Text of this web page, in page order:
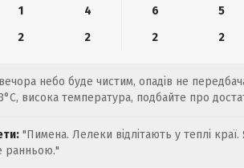
1 4 6 5
2 2 2 2
небо буде чистим, опадів не
висока температура, подбайте про
"Пимена. Лелеки відлітають у теплі
ранньою."